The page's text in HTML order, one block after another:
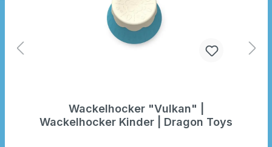
Wackelhocker "Vulkan" |
Wackelhocker Kinder | Dragon Toys